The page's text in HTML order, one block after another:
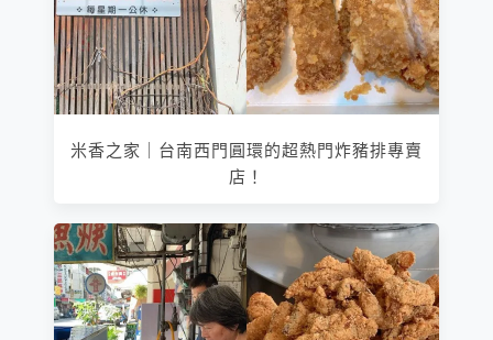
米香之家｜台南西門圓環的超熱門炸豬排專賣
店！